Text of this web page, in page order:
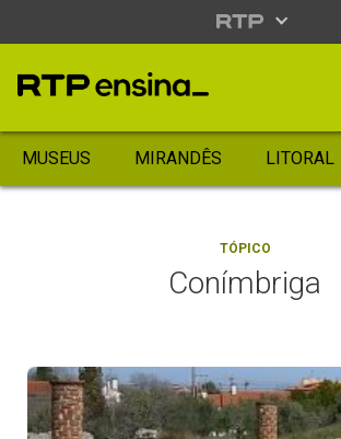
MUSEUS MIRANDÊS LITORAL
TÓPICO
Conímbriga